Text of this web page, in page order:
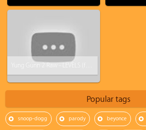
Popular tags
snoop-dogg parody beyonce